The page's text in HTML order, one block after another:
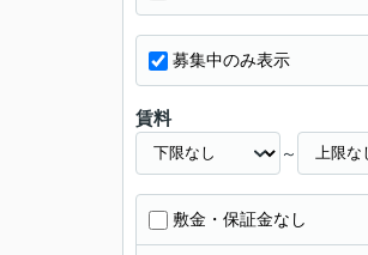
募集中のみ表示
賃料
～
敷金・保証金なし